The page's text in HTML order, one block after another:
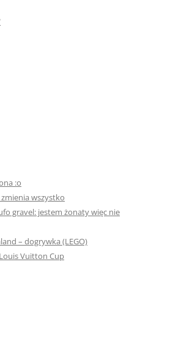
:o
wszystko
gravel: jestem żonaty więc nie
– dogrywka (LEGO)
Vuitton Cup